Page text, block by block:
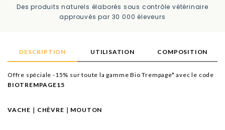
Des produits naturels élaborés sous contrôle vétérinaire
approuvés par 30 000 éleveurs
DESCRIPTION UTILISATION COMPOSITION
Offre spéciale -15% sur toute la gamme Bio Trempage* avec le code
BIOTREMPAGE15
VACHE｜CHÈVRE｜MOUTON